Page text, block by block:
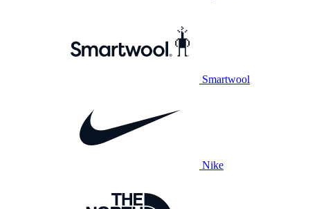
Smartwool
Nike